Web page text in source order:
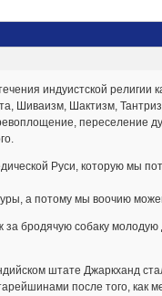
индуистской религии
Шиваизм, Шактизм,
переселение
Руси, которую мы
а потому мы воочию
бродячую собаку молодую
штате Джаркханд
после того, как